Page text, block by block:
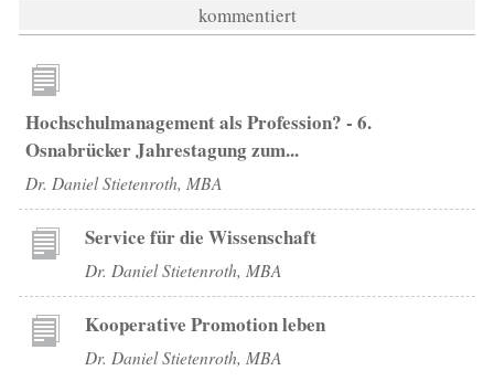
kommentiert
Hochschulmanagement als Profession? - 6.
Osnabrücker Jahrestagung zum...
Dr. Daniel Stietenroth, MBA
Service für die Wissenschaft
Dr. Daniel Stietenroth, MBA
Kooperative Promotion leben
Dr. Daniel Stietenroth, MBA